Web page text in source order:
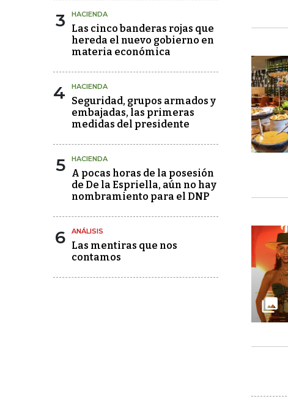
3 HACIENDA
Las cinco banderas rojas que
hereda el nuevo gobierno en
materia económica
4 HACIENDA
Seguridad, grupos armados y
embajadas, las primeras
medidas del presidente
5 HACIENDA
A pocas horas de la posesión
de De la Espriella, aún no hay
nombramiento para el DNP
6 ANÁLISIS
Las mentiras que nos
contamos